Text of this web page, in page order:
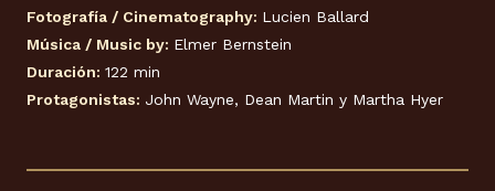
Fotografía / Cinematography: Lucien Ballard
Música / Music by: Elmer Bernstein
Duración: 122 min
Protagonistas: John Wayne, Dean Martin y Martha Hyer